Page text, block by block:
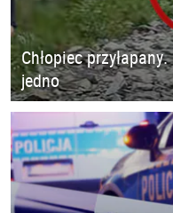
Chłopiec
jedno